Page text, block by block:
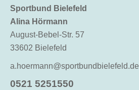
Sportbund Bielefeld
Alina Hörmann
August-Bebel-Str. 57
33602 Bielefeld
a.hoermann@sportbundbielefeld.de
0521 5251550